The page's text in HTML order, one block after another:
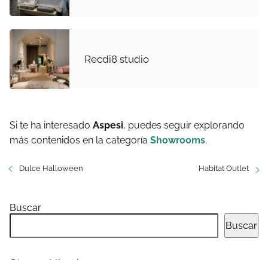
Recdi8 studio
Si te ha interesado Aspesi, puedes seguir explorando
más contenidos en la categoría Showrooms.
Dulce Halloween Habitat Outlet
Buscar
Buscar